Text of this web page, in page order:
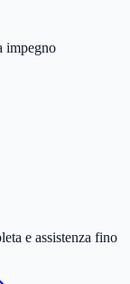
impegno
e assistenza fino